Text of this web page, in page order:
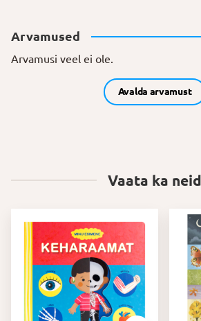
Arvamused
Arvamusi veel ei ole.
Avalda arvamust
Vaata ka neid